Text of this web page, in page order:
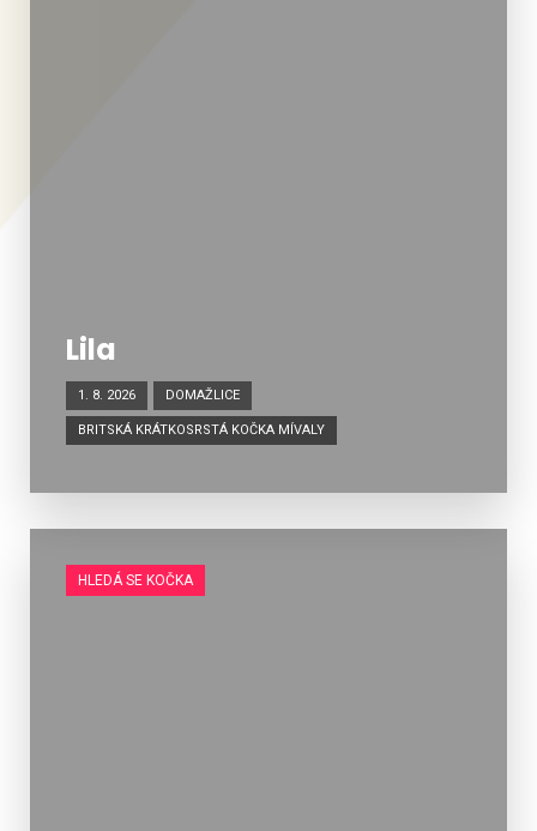
Lila
1. 8. 2026 DOMAŽLICE
BRITSKÁ KRÁTKOSRSTÁ KOČKA MÍVALY
HLEDÁ SE KOČKA